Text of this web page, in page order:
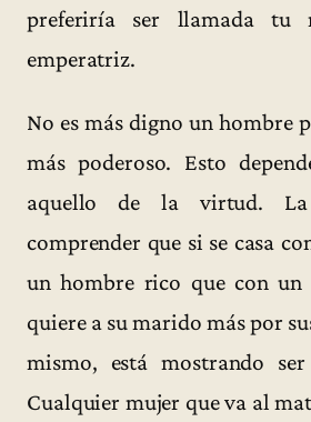
preferiría ser llamada tu
emperatriz.
No es más digno un hombre
más poderoso. Esto
aquello de la virtud.
comprender que si se casa
un hombre rico que con un
quiere a su marido más por
mismo, está mostrando
Cualquier mujer que va al